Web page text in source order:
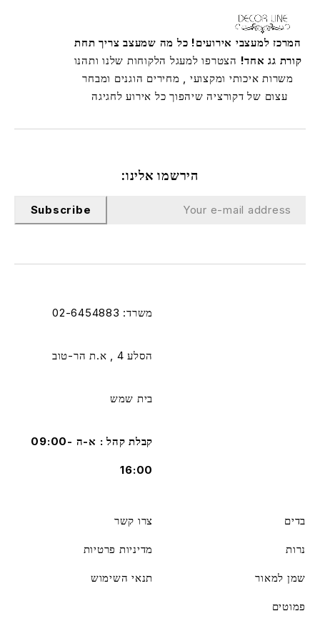
המרכז למעצבי אירועים! כל מה שמעצב צריך תחת
קורת גג אחד!הצטרפו למעגל הלקוחות שלנו ותהנו
משרות איכותי ומקצועי , מחירים הוגנים ומבחר
עצום של דקורציה שיהפוך כל אירוע לחגיגה
הירשמו אלינו:
Subscribe
משרד: 02-6454883
הסלע 4 , א.ת הר-טוב
בית שמש
קבלת קהל : א-ה 09:00-
16:00
בדים
נרות
שמן למאור
פמוטים
צרו קשר
מדיניות פרטיות
תנאי השימוש